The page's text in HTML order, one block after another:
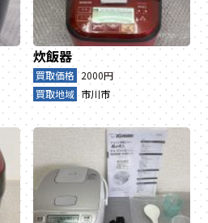
炊飯器
買取価格 2000円
買取地域 市川市